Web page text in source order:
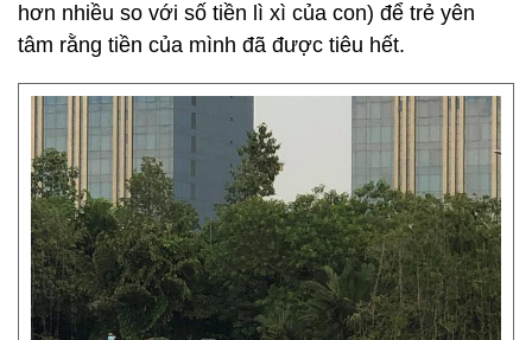
hơn nhiều so với số tiền lì xì của con) để trẻ yên
tâm rằng tiền của mình đã được tiêu hết.